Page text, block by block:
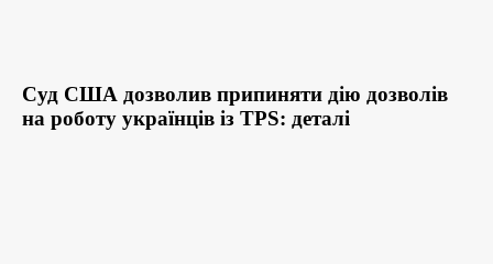
Суд США дозволив припиняти дію дозволів
на роботу українців із TPS: деталі